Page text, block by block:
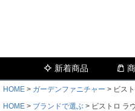
新着商品
HOME ガーデンファニチャー
ビス
HOME
ブランドで選ぶ
ビストロ ラ